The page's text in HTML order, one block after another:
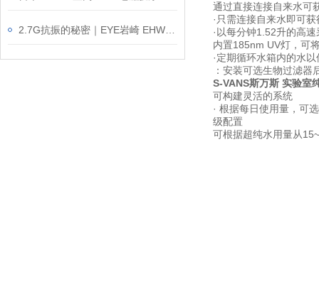
通过直接连接自来水可
·只需连接自来水即可
·以每分钟1.52升的高
内置185nm UV灯，可
·定期循环水箱内的水
：安装可选生物过滤
S-VANS斯万斯 实验室
可构建灵活的系统
· 根据每日使用量，可
级配置
可根据超纯水用量从